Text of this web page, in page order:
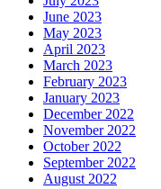
June 2023
May 2023
April 2023
March 2023
February 2023
January 2023
December 2022
November 2022
October 2022
September 2022
August 2022